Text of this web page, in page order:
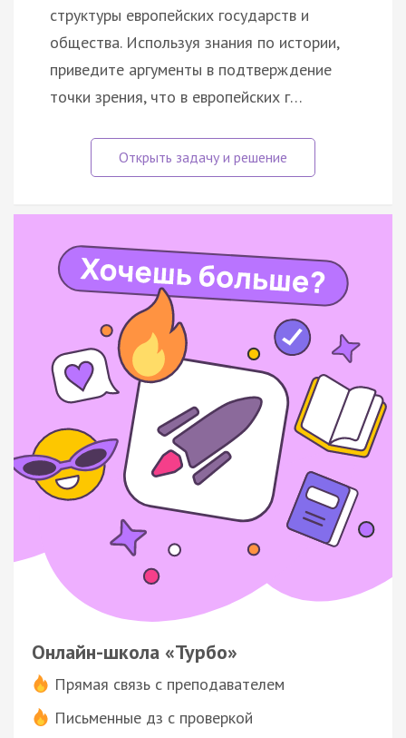
структуры европейских государств и
общества. Используя знания по истории,
приведите аргументы в подтверждение
точки зрения, что в европейских г…
Онлайн-школа «Турбо»
Прямая связь с преподавателем
Письменные дз с проверкой